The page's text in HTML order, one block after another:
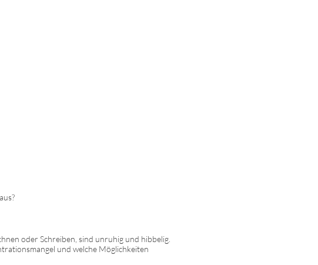
oder Schreiben, sind unruhig und hibbelig.
und welche Möglichkeiten